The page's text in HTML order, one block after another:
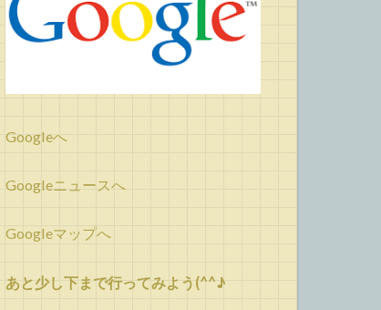
Googleへ
Googleニュースへ
Googleマップへ
あと少し下まで行ってみよう(^^♪